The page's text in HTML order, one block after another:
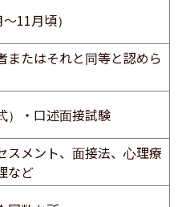
11月頃）
またはそれと同等と認めら
）・口述面接試験
スメント、面接法、心理療
など